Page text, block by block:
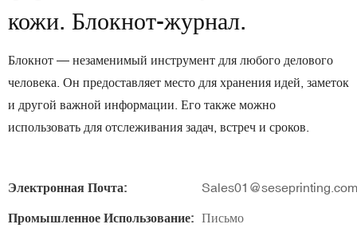
кожи. Блокнот-журнал.
Блокнот — незаменимый инструмент для любого делового
человека. Он предоставляет место для хранения идей, заметок
и другой важной информации. Его также можно
использовать для отслеживания задач, встреч и сроков.
Электронная Почта: Sales01@seseprinting.com
Промышленное Использование: Письмо